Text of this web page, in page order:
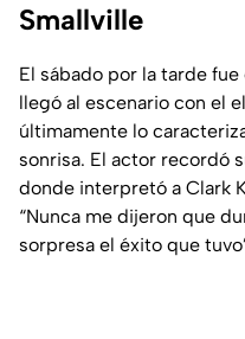
Smallville
El sábado por la tarde
llegó al escenario con el
últimamente lo
sonrisa. El actor recordó
donde interpretó a Clark
“Nunca me dijeron que
sorpresa el éxito que